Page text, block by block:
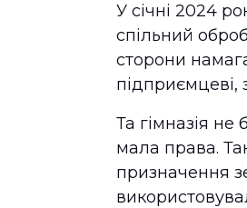
У січні 2024
спільний
сторони
підприємцеві,
Та гімназія
мала права.
призначення